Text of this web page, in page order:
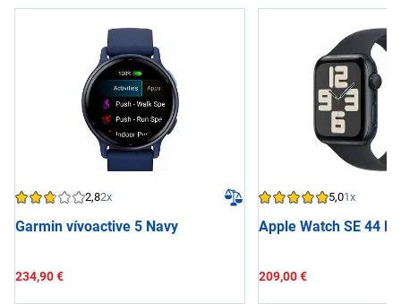
2,82x
Garmin vívoactive 5 Navy
234,90 €
5,01x
Apple Watch SE 44
209,00 €